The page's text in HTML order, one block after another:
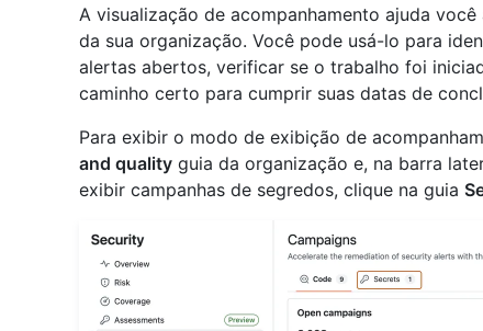
A visualização de acompanhamento ajuda
da sua organização. Você pode usá-lo para
alertas abertos, verificar se o trabalho foi
caminho certo para cumprir suas datas de
Para exibir o modo de exibição de
and quality guia da organização e, na barra
exibir campanhas de segredos, clique na guia